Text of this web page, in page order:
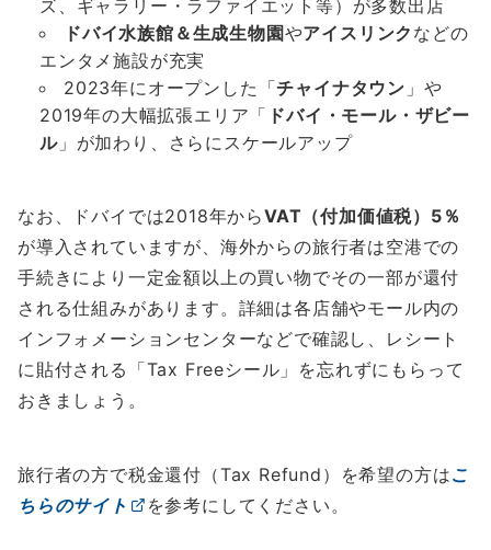
ズ、ギャラリー・ラファイエット等）が多数出店
ドバイ水族館＆生成生物園やアイスリンク などの
エンタメ施設が充実
2023年にオープンした「チャイナタウン 」や
2019年の大幅拡張エリア「 ドバイ・モール・ザビー
ル」が加わり、さらにスケールアップ
なお、ドバイでは2018年からVAT（付加価値税）5％
が導入されていますが、海外からの旅行者は空港での
手続きにより一定金額以上の買い物でその一部が還付
される仕組みがあります。詳細は各店舗やモール内の
インフォメーションセンターなどで確認し、レシート
に貼付される「Tax Freeシール」を忘れずにもらって
おきましょう。
旅行者の方で税金還付（Tax Refund）を希望の方はこ
ちらのサイト
を参考にしてください。